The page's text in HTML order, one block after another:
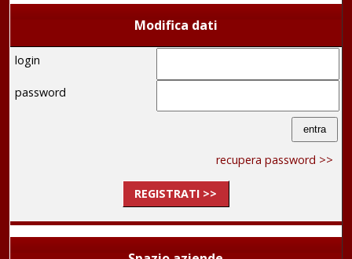
Modifica dati
login
password
recupera password >>
REGISTRATI >>